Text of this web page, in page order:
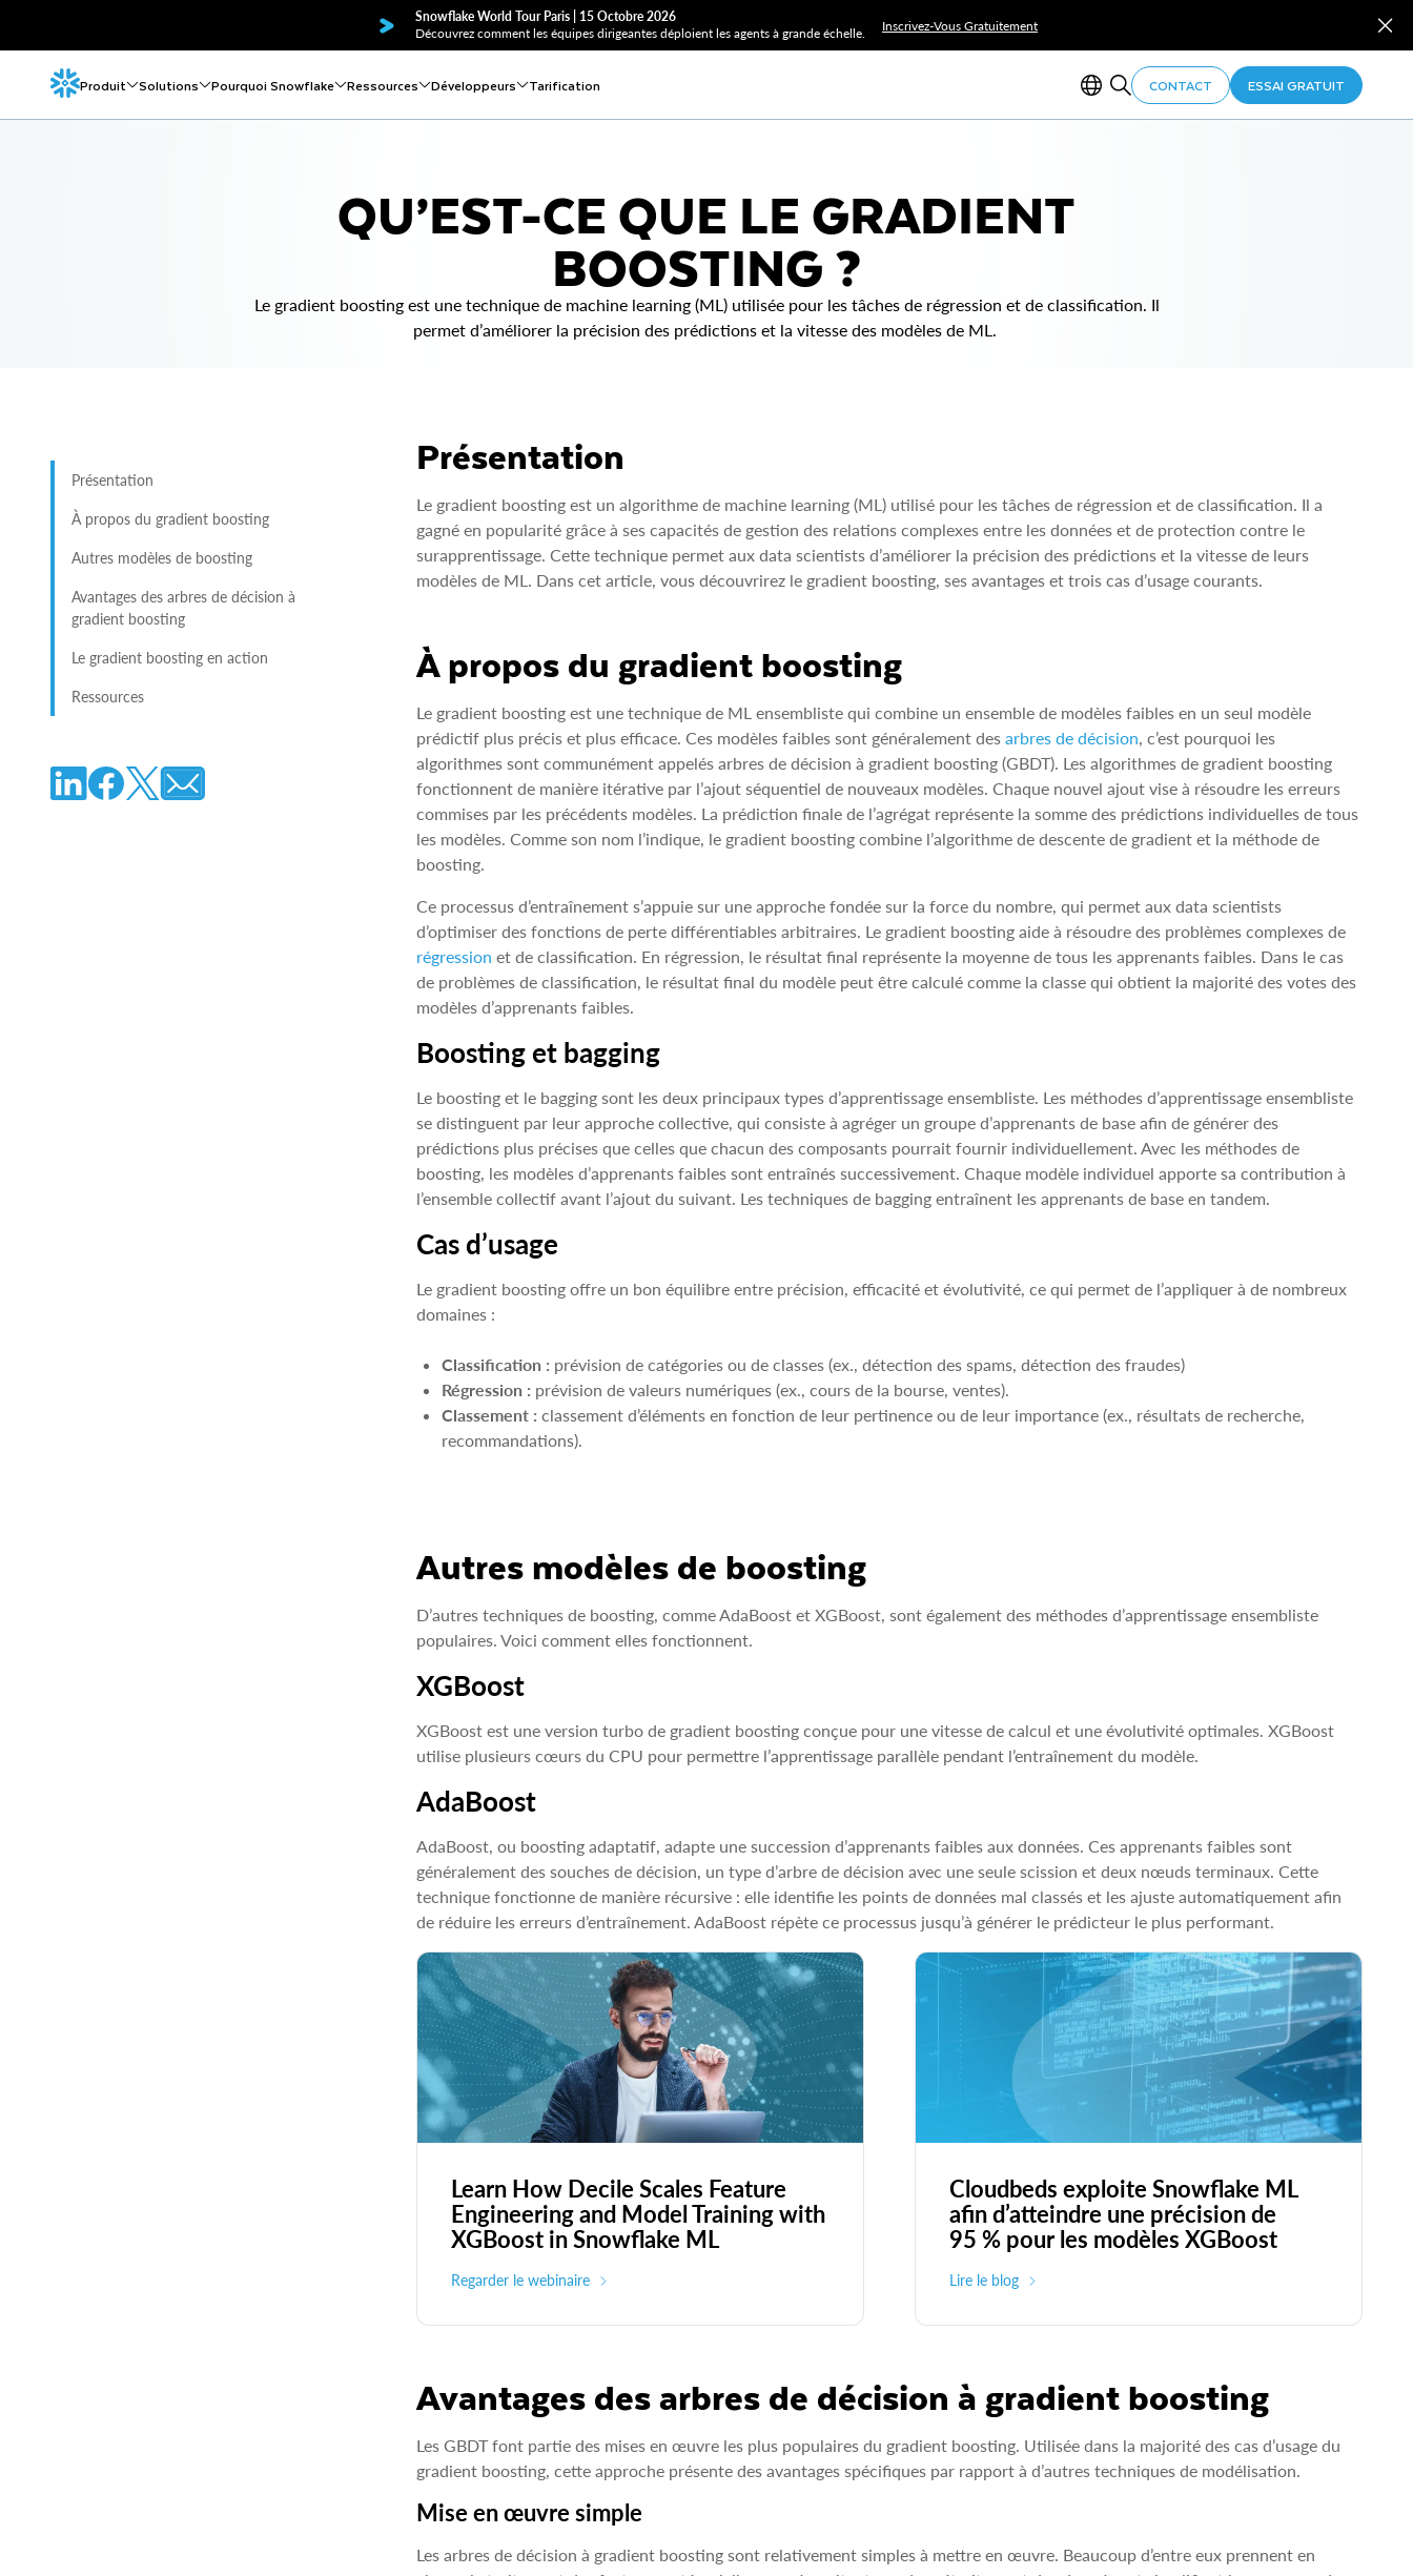
Snowflake World Tour Paris | 15 Octobre 2026
Découvrez comment les équipes dirigeantes déploient les agents à grande échelle.
Inscrivez-Vous Gratuitement
Produit Solutions Pourquoi Snowflake Ressources Développeurs Tarification CONTACT ESSAI GRATUIT
QU’EST-CE QUE LE GRADIENT
BOOSTING ?
Le gradient boosting est une technique de machine learning (ML) utilisée pour les tâches de régression et de classification. Il
permet d’améliorer la précision des prédictions et la vitesse des modèles de ML.
Présentation
À propos du gradient boosting
Autres modèles de boosting
Avantages des arbres de décision à
gradient boosting
Le gradient boosting en action
Ressources
Présentation
Le gradient boosting est un algorithme de machine learning (ML) utilisé pour les tâches de régression et de classification. Il a
gagné en popularité grâce à ses capacités de gestion des relations complexes entre les données et de protection contre le
surapprentissage. Cette technique permet aux data scientists d’améliorer la précision des prédictions et la vitesse de leurs
modèles de ML. Dans cet article, vous découvrirez le gradient boosting, ses avantages et trois cas d’usage courants.
À propos du gradient boosting
Le gradient boosting est une technique de ML ensembliste qui combine un ensemble de modèles faibles en un seul modèle
prédictif plus précis et plus efficace. Ces modèles faibles sont généralement des arbres de décision, c’est pourquoi les
algorithmes sont communément appelés arbres de décision à gradient boosting (GBDT). Les algorithmes de gradient boosting
fonctionnent de manière itérative par l’ajout séquentiel de nouveaux modèles. Chaque nouvel ajout vise à résoudre les erreurs
commises par les précédents modèles. La prédiction finale de l’agrégat représente la somme des prédictions individuelles de tous
les modèles. Comme son nom l’indique, le gradient boosting combine l’algorithme de descente de gradient et la méthode de
boosting.
Ce processus d’entraînement s’appuie sur une approche fondée sur la force du nombre, qui permet aux data scientists
d’optimiser des fonctions de perte différentiables arbitraires. Le gradient boosting aide à résoudre des problèmes complexes de
régression et de classification. En régression, le résultat final représente la moyenne de tous les apprenants faibles. Dans le cas
de problèmes de classification, le résultat final du modèle peut être calculé comme la classe qui obtient la majorité des votes des
modèles d’apprenants faibles.
Boosting et bagging
Le boosting et le bagging sont les deux principaux types d’apprentissage ensembliste. Les méthodes d’apprentissage ensembliste
se distinguent par leur approche collective, qui consiste à agréger un groupe d’apprenants de base afin de générer des
prédictions plus précises que celles que chacun des composants pourrait fournir individuellement. Avec les méthodes de
boosting, les modèles d’apprenants faibles sont entraînés successivement. Chaque modèle individuel apporte sa contribution à
l’ensemble collectif avant l’ajout du suivant. Les techniques de bagging entraînent les apprenants de base en tandem.
Cas d’usage
Le gradient boosting offre un bon équilibre entre précision, efficacité et évolutivité, ce qui permet de l’appliquer à de nombreux
domaines :
Classification : prévision de catégories ou de classes (ex., détection des spams, détection des fraudes)
Régression : prévision de valeurs numériques (ex., cours de la bourse, ventes).
Classement : classement d’éléments en fonction de leur pertinence ou de leur importance (ex., résultats de recherche,
recommandations).
Autres modèles de boosting
D’autres techniques de boosting, comme AdaBoost et XGBoost, sont également des méthodes d’apprentissage ensembliste
populaires. Voici comment elles fonctionnent.
XGBoost
XGBoost est une version turbo de gradient boosting conçue pour une vitesse de calcul et une évolutivité optimales. XGBoost
utilise plusieurs cœurs du CPU pour permettre l’apprentissage parallèle pendant l’entraînement du modèle.
AdaBoost
AdaBoost, ou boosting adaptatif, adapte une succession d’apprenants faibles aux données. Ces apprenants faibles sont
généralement des souches de décision, un type d’arbre de décision avec une seule scission et deux nœuds terminaux. Cette
technique fonctionne de manière récursive : elle identifie les points de données mal classés et les ajuste automatiquement afin
de réduire les erreurs d’entraînement. AdaBoost répète ce processus jusqu’à générer le prédicteur le plus performant.
Learn How Decile Scales Feature
Engineering and Model Training with
XGBoost in Snowflake ML
Regarder le webinaire
Cloudbeds exploite Snowflake ML
afin d’atteindre une précision de
95 % pour les modèles XGBoost
Lire le blog
Avantages des arbres de décision à gradient boosting
Les GBDT font partie des mises en œuvre les plus populaires du gradient boosting. Utilisée dans la majorité des cas d’usage du
gradient boosting, cette approche présente des avantages spécifiques par rapport à d’autres techniques de modélisation.
Mise en œuvre simple
Les arbres de décision à gradient boosting sont relativement simples à mettre en œuvre. Beaucoup d’entre eux prennent en